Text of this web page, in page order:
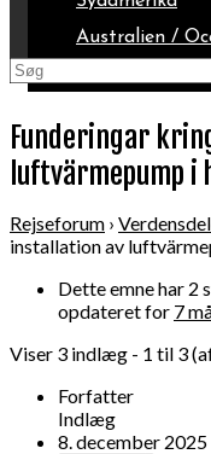
Australien /
Funderingar
luftvärmepump i
Rejseforum ›
installation av
Dette emne har 2
opdateret for 7
Viser 3 indlæg - 1 til 3
Forfatter
Indlæg
8. december